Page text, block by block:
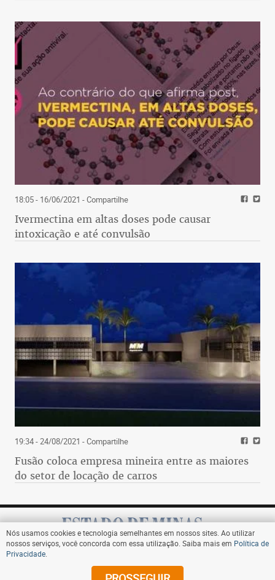
18:05 - 16/06/2021 - Compartilhe
Ivermectina em altas doses pode causar
intoxicação e até convulsão
19:34 - 24/08/2021 - Compartilhe
Fusão coloca empresa mineira entre as maiores
do setor de locação de carros
Assine
Nós usamos cookies e tecnologia semelhantes em nossos sites. Ao utilizar
nossos serviços, você concorda com essa utilização. Saiba mais em Política de
Privacidade